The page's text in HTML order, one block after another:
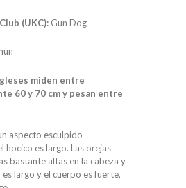
(UKC): Gun Dog
miden entre
60 y 70 cm y pesan entre
aspecto esculpido
hocico es largo. Las orejas
bastante altas en la cabeza y
es largo y el cuerpo es fuerte,